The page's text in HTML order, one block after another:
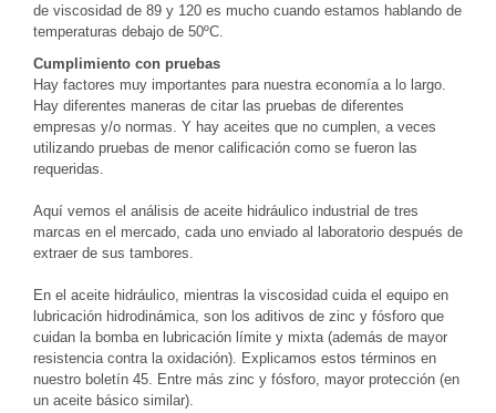
de viscosidad de 89 y 120 es mucho cuando estamos hablando de
temperaturas debajo de 50ºC.
Cumplimiento con pruebas
Hay factores muy importantes para nuestra economía a lo largo.
Hay diferentes maneras de citar las pruebas de diferentes
empresas y/o normas. Y hay aceites que no cumplen, a veces
utilizando pruebas de menor calificación como se fueron las
requeridas.
Aquí vemos el análisis de aceite hidráulico industrial de tres
marcas en el mercado, cada uno enviado al laboratorio después de
extraer de sus tambores.
En el aceite hidráulico, mientras la viscosidad cuida el equipo en
lubricación hidrodinámica, son los aditivos de zinc y fósforo que
cuidan la bomba en lubricación límite y mixta (además de mayor
resistencia contra la oxidación). Explicamos estos términos en
nuestro boletín 45. Entre más zinc y fósforo, mayor protección (en
un aceite básico similar).